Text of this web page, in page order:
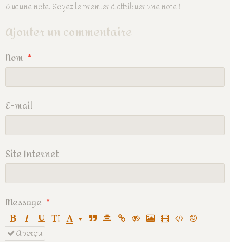
Aucune note. Soyez le premier à attribuer une note !
Ajouter un commentaire
Nom
E-mail
Site Internet
Message
Aperçu